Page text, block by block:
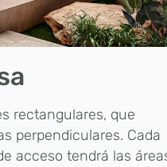
rectangulares, que
perpendiculares. Cada
acceso tendrá las